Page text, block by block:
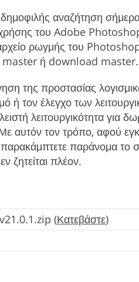
αναζήτηση
του Adobe
ρωγμής του
master ή download master.
της προστασίας
ή τον έλεγχο των
λειτουργικότητα για
αυτόν τον τρόπο, αφού
παράνομα το
ζητείται πλέον.
(Κατεβάστε)